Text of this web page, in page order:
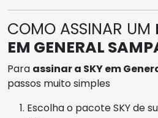
COMO ASSINAR UM
EM GENERAL
Para assinar a SKY em
passos muito simples
Escolha o pacote SKY de